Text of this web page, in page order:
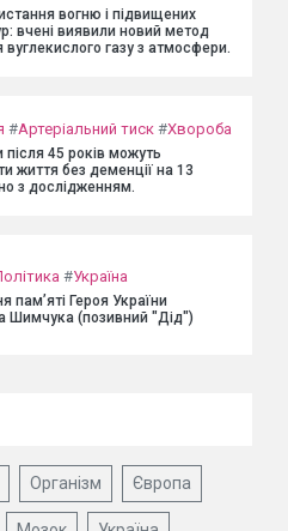
вогню і підвищених
вчені виявили новий метод
газу з атмосфери.
#Артеріальний тиск #Хвороба
після 45 років можуть
життя без деменції на 13
з дослідженням.
#Україна
пам’яті Героя України
Шимчука (позивний "Дід")
Організм Європа